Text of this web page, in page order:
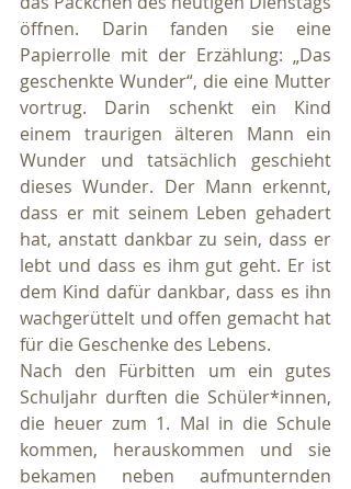
öffnen. Darin fanden sie eine
Papierrolle mit der Erzählung: „Das
geschenkte Wunder“, die eine Mutter
vortrug. Darin schenkt ein Kind
einem traurigen älteren Mann ein
Wunder und tatsächlich geschieht
dieses Wunder. Der Mann erkennt,
dass er mit seinem Leben gehadert
hat, anstatt dankbar zu sein, dass er
lebt und dass es ihm gut geht. Er ist
dem Kind dafür dankbar, dass es ihn
wachgerüttelt und offen gemacht hat
für die Geschenke des Lebens.
Nach den Fürbitten um ein gutes
Schuljahr durften die Schüler*innen,
die heuer zum 1. Mal in die Schule
kommen, herauskommen und sie
bekamen neben aufmunternden